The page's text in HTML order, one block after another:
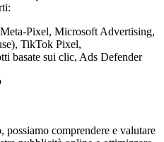
Pixel, Microsoft Advertising,
TikTok Pixel,
basate sui clic, Ads Defender
possiamo comprendere e valutare